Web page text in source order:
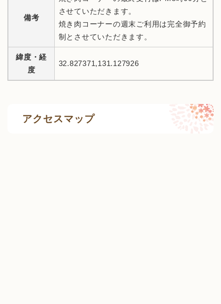
備考
させていただきます。
焼き肉コーナーの週末ご利用は完全御予約
制とさせていただきます。
緯度・経
度
32.827371,131.127926
アクセスマップ